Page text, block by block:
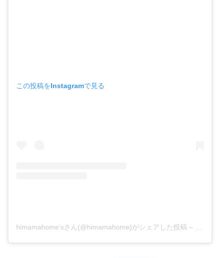
この投稿をInstagramで見る
himamahome’sさん(@himamahome)がシェアした投稿 –